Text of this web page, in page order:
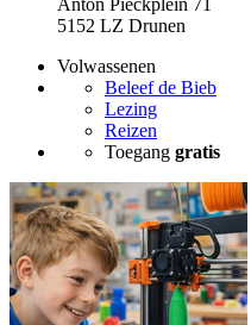
Anton Pieckplein 71
5152 LZ Drunen
Volwassenen
Beleef de Bieb
Lezing
Reizen
Toegang gratis